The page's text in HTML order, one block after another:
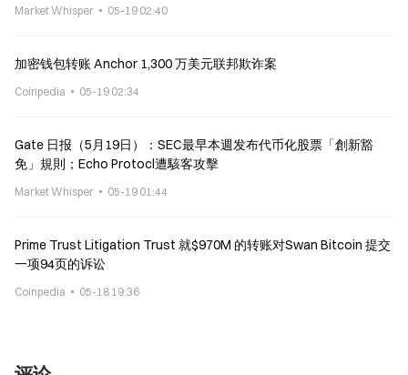
Market Whisper 05-19 02:40
加密钱包转账 Anchor 1,300 万美元联邦欺诈案
Coinpedia 05-19 02:34
Gate 日报（5月19日）：SEC最早本週发布代币化股票「創新豁
免」規則；Echo Protocl遭駭客攻擊
Market Whisper 05-19 01:44
Prime Trust Litigation Trust 就$970M 的转账对Swan Bitcoin 提交
一项94页的诉讼
Coinpedia 05-18 19:36